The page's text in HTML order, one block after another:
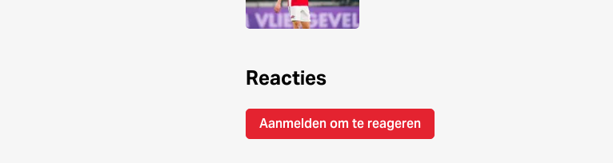
Reacties
Aanmelden om te reageren